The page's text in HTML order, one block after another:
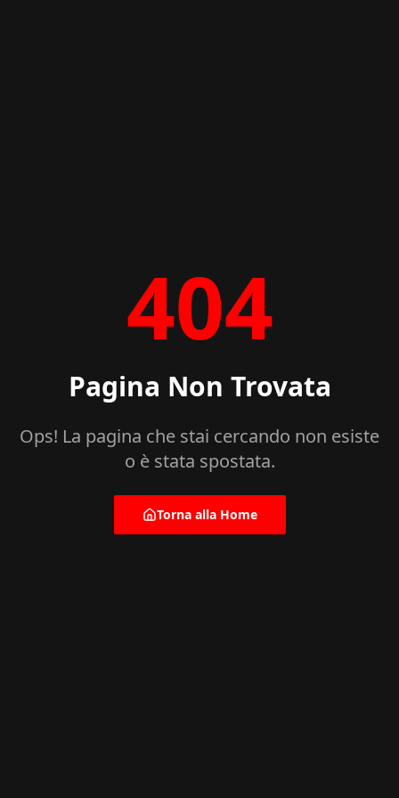
404
Pagina Non Trovata
Ops! La pagina che stai cercando non esiste
o è stata spostata.
Torna alla Home